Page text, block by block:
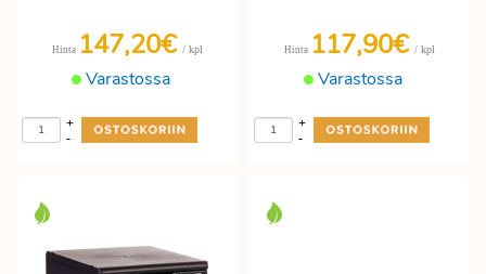
Varastossa
Hinta 147,20€ / kpl
-
+
Varastossa
Hinta 117,90€ / kpl
-
+